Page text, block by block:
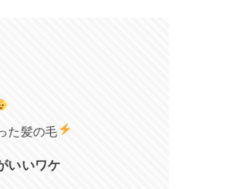
た髪の毛
いいワケ